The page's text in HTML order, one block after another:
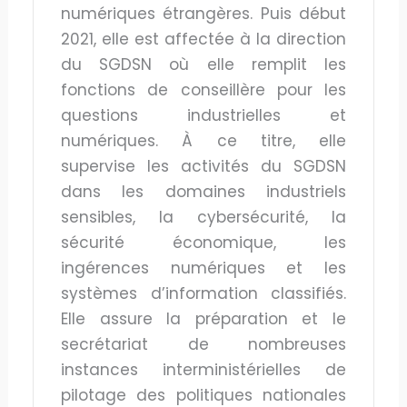
numériques étrangères. Puis début
2021, elle est affectée à la direction
du SGDSN où elle remplit les
fonctions de conseillère pour les
questions industrielles et
numériques. À ce titre, elle
supervise les activités du SGDSN
dans les domaines industriels
sensibles, la cybersécurité, la
sécurité économique, les
ingérences numériques et les
systèmes d’information classifiés.
Elle assure la préparation et le
secrétariat de nombreuses
instances interministérielles de
pilotage des politiques nationales